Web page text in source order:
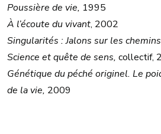
Poussière de vie, 1995
À l’écoute du vivant, 2002
Singularités : Jalons sur les
Science et quête de sens, collectif,
Génétique du péché originel. Le
de la vie, 2009